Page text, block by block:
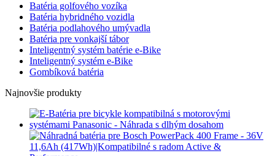
Batéria golfového vozíka
Batéria hybridného vozidla
Batéria podlahového umývadla
Batéria pre vonkajší tábor
Inteligentný systém batérie e-Bike
Inteligentný systém e-Bike
Gombíková batéria
Najnovšie produkty